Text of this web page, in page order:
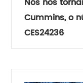
Cummins, o
CES24236